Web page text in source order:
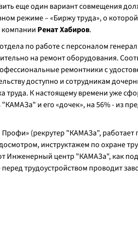
еще один вариант совмещения
режиме – «Биржу труда», о
Ренат Хабиров.
по работе с персоналом
на ремонт оборудования.
ремонтники с
доступно и сотрудникам
труда. К настоящему времени уже
"КАМАЗа" и его «дочек», на 56% - из
(рекрутер "КАМАЗа", работает
инструктажем по охране
Инженерный центр "КАМАЗа", как
трудоустройством проводит